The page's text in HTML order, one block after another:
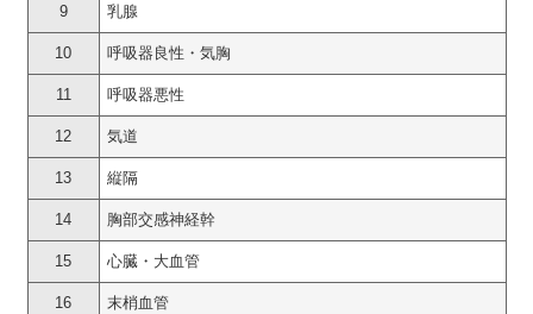
9 乳腺
10 呼吸器良性・気胸
11 呼吸器悪性
12 気道
13 縦隔
14 胸部交感神経幹
15 心臓・大血管
16 末梢血管